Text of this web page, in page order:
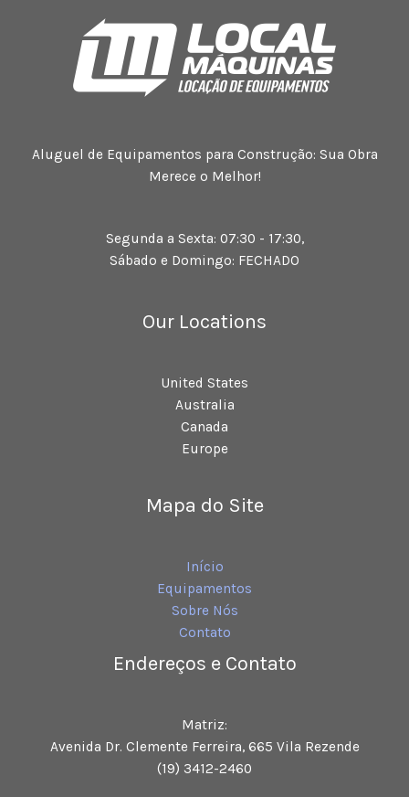
Aluguel de Equipamentos para Construção: Sua Obra
Merece o Melhor!
Segunda a Sexta: 07:30 - 17:30,
Sábado e Domingo: FECHADO
Our Locations
United States
Australia
Canada
Europe
Mapa do Site
Início
Equipamentos
Sobre Nós
Contato
Endereços e Contato
Matriz:
Avenida Dr. Clemente Ferreira, 665 Vila Rezende
(19) 3412-2460